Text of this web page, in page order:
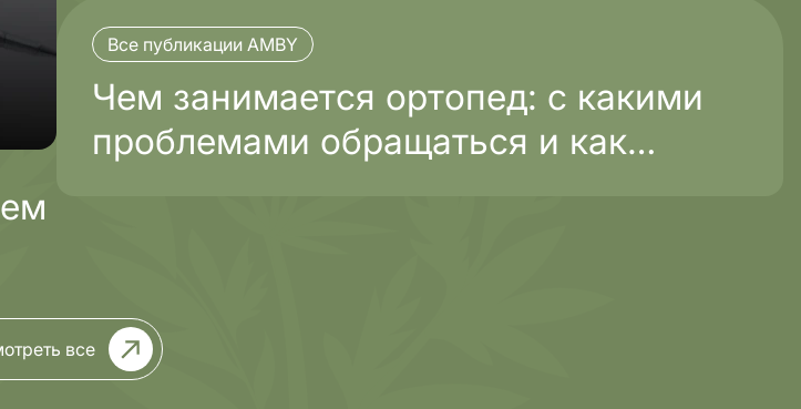
Все публикации AMBY
Чем занимается ортопед: с какими
проблемами обращаться и как
все